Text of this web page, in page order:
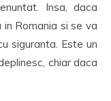
Insa, daca
Romania si se va
siguranta. Este un
chiar daca